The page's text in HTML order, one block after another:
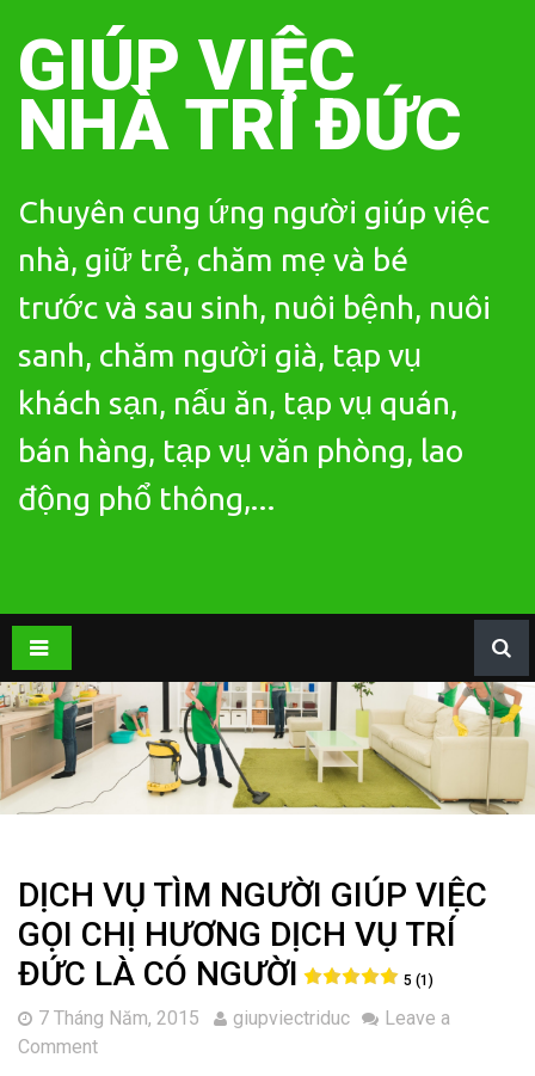
contentGIÚP VIỆC
NHÀ TRÍ ĐỨC
Chuyên cung ứng người giúp việc
nhà, giữ trẻ, chăm mẹ và bé
trước và sau sinh, nuôi bệnh, nuôi
sanh, chăm người già, tạp vụ
khách sạn, nấu ăn, tạp vụ quán,
bán hàng, tạp vụ văn phòng, lao
động phổ thông,...
DỊCH VỤ TÌM NGƯỜI GIÚP VIỆC
GỌI CHỊ HƯƠNG DỊCH VỤ TRÍ
ĐỨC LÀ CÓ NGƯỜI
5 (1)
7 Tháng Năm, 2015 giupviectriduc
Leave a
Comment